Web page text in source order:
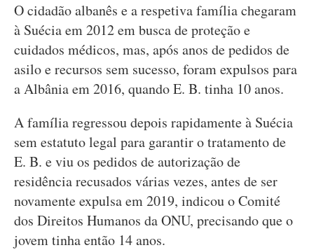
O cidadão albanês e a respetiva família chegaram
à Suécia em 2012 em busca de proteção e
cuidados médicos, mas, após anos de pedidos de
asilo e recursos sem sucesso, foram expulsos para
a Albânia em 2016, quando E. B. tinha 10 anos.
A família regressou depois rapidamente à Suécia
sem estatuto legal para garantir o tratamento de
E. B. e viu os pedidos de autorização de
residência recusados várias vezes, antes de ser
novamente expulsa em 2019, indicou o Comité
dos Direitos Humanos da ONU, precisando que o
jovem tinha então 14 anos.